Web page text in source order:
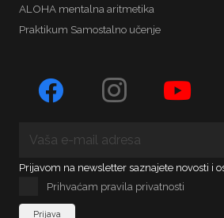
ALOHA mentalna aritmetika
Praktikum Samostalno učenje
Prijavom na newsletter saznajete novosti i
Prihvaćam pravila privatnosti